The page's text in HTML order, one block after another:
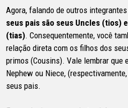
Agora, falando de outros
seus pais são seus Uncles (tios)
(tias). Consequentemente, você
relação direta com os filhos dos
primos (Cousins). Vale lembrar que
Nephew ou Niece,
seus pais.